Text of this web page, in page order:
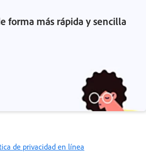
forma más rápida y sencilla
de privacidad en línea